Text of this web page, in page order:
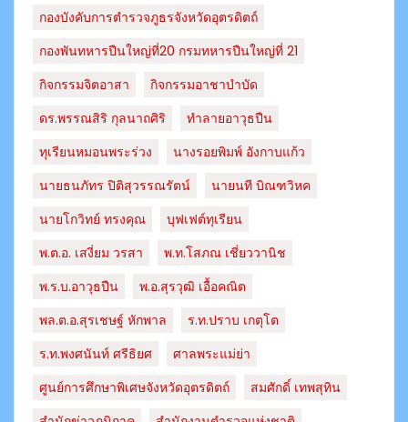
กองบังคับการตำรวจภูธรจังหวัดอุตรดิตถ์
กองพันทหารปืนใหญ่ที่20 กรมทหารปืนใหญ่ที่ 21
กิจกรรมจิตอาสา
กิจกรรมอาชาบำบัด
ดร.พรรณสิริ กุลนาถศิริ
ทำลายอาวุธปืน
ทุเรียนหมอนพระร่วง
นางรอยพิมพ์ อังกาบแก้ว
นายธนภัทร​ ปิติสุวรรณ​รัตน์​
นายนที บิณฑวิหค
นายโกวิทย์ ทรงคุณ
บุฟเฟต์ทุเรียน
พ.ต.อ. เสงี่ยม วรสา
พ.ท.โสภณ เชี่ยววานิช
พ.ร.บ.อาวุธปืน
พ.อ.สุรวุฒิ เอื้อคณิต
พล.ต.อ.สุรเชษฐ์ หักพาล
ร.ท.ปราบ เกตุโต
ร.ท.พงศนันท์ ศรีธิยศ
ศาลพระแม่ย่า
ศูนย์การศึกษาพิเศษจังหวัดอุตรดิตถ์
สมศักดิ์ เทพสุทิน